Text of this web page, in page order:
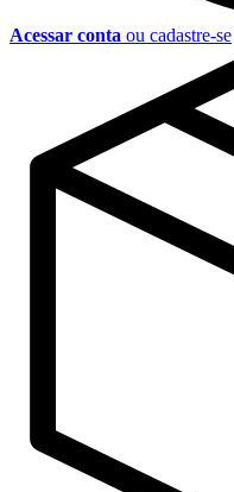
Acessar conta ou cadastre-se